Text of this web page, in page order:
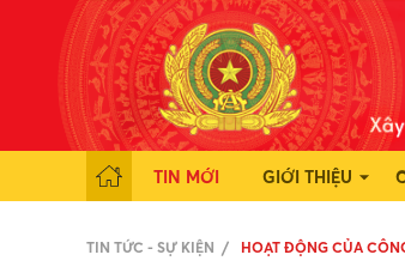
TIN MỚI GIỚI THIỆU
TIN TỨC - SỰ KIỆN HOẠT ĐỘNG CỦA